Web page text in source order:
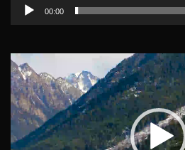
00:00
Video
Player